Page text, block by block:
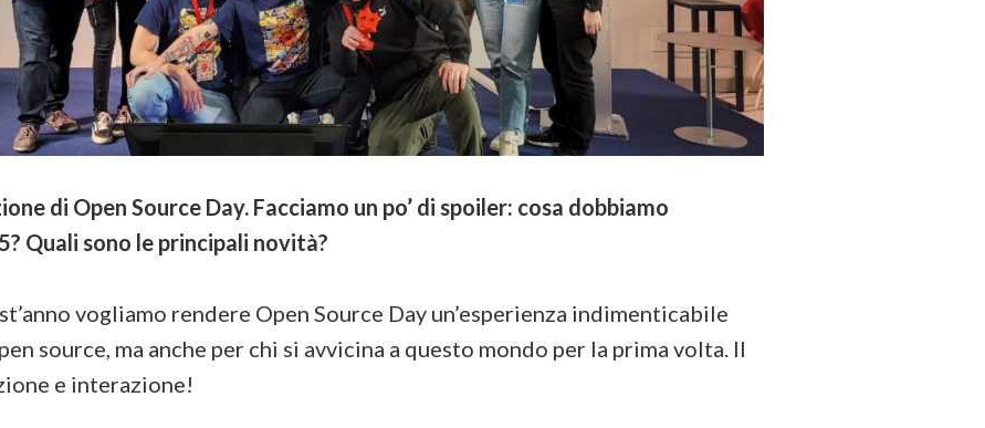
di Open Source Day. Facciamo un po’ di spoiler: cosa dobbiamo
Quali sono le principali novità?
vogliamo rendere Open Source Day un’esperienza indimenticabile
source, ma anche per chi si avvicina a questo mondo per la prima volta. Il
e interazione!